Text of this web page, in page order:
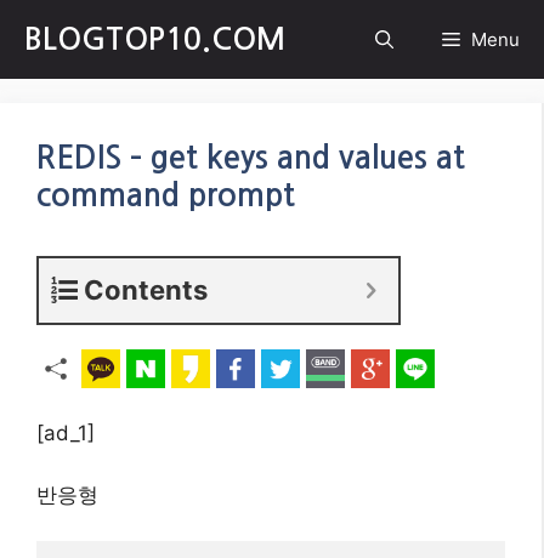
content
BLOGTOP10.COM Menu
REDIS – get keys and values at
command prompt
Contents
[ad_1]
반응형